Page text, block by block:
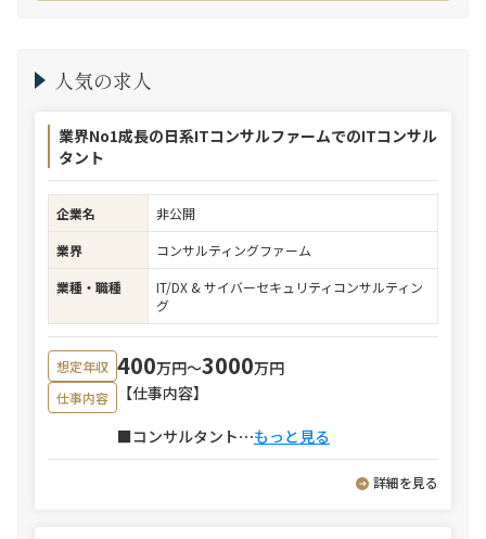
人気の求人
業界No1成長の日系ITコンサルファームでのITコンサル
タント
企業名
非公開
業界
コンサルティングファーム
業種・職種
IT/DX & サイバーセキュリティコンサルティン
グ
想定年収 400万円〜3000万円
仕事内容
【仕事内容】
■コンサルタント⋯もっと見る
詳細を見る